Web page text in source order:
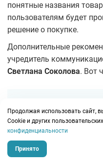
понятные названия
пользователям будет
решение о покупке.
Дополнительные
учредитель
Светлана Соколова. Вот
«В полях, отведенных
разместите оффер
Включите кнопку
Продолжая использовать сайт,
Сookie и других
конфиденциальности
Принято